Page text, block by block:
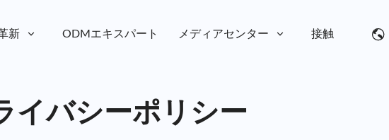
新 ODMエキスパート メディアセンター 接触
イバシーポリシー